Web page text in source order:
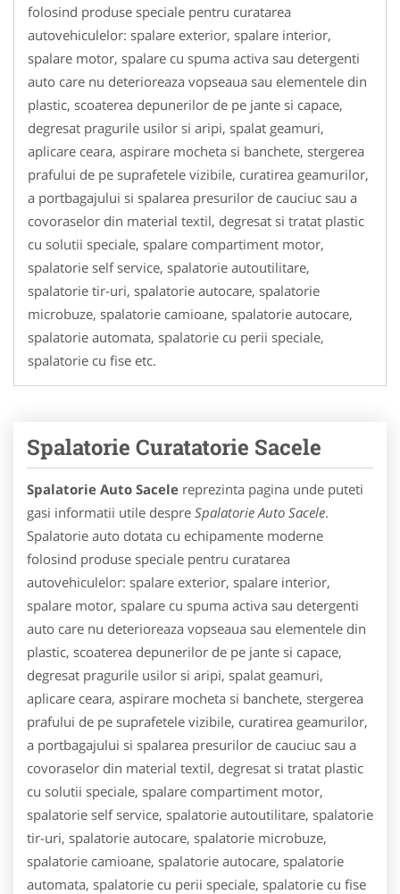
folosind produse speciale pentru curatarea
autovehiculelor: spalare exterior, spalare interior,
spalare motor, spalare cu spuma activa sau detergenti
auto care nu deterioreaza vopseaua sau elementele din
plastic, scoaterea depunerilor de pe jante si capace,
degresat pragurile usilor si aripi, spalat geamuri,
aplicare ceara, aspirare mocheta si banchete, stergerea
prafului de pe suprafetele vizibile, curatirea geamurilor,
a portbagajului si spalarea presurilor de cauciuc sau a
covoraselor din material textil, degresat si tratat plastic
cu solutii speciale, spalare compartiment motor,
spalatorie self service, spalatorie autoutilitare,
spalatorie tir-uri, spalatorie autocare, spalatorie
microbuze, spalatorie camioane, spalatorie autocare,
spalatorie automata, spalatorie cu perii speciale,
spalatorie cu fise etc.
Spalatorie Curatatorie Sacele
Spalatorie Auto Sacele reprezinta pagina unde puteti
gasi informatii utile despre Spalatorie Auto Sacele.
Spalatorie auto dotata cu echipamente moderne
folosind produse speciale pentru curatarea
autovehiculelor: spalare exterior, spalare interior,
spalare motor, spalare cu spuma activa sau detergenti
auto care nu deterioreaza vopseaua sau elementele din
plastic, scoaterea depunerilor de pe jante si capace,
degresat pragurile usilor si aripi, spalat geamuri,
aplicare ceara, aspirare mocheta si banchete, stergerea
prafului de pe suprafetele vizibile, curatirea geamurilor,
a portbagajului si spalarea presurilor de cauciuc sau a
covoraselor din material textil, degresat si tratat plastic
cu solutii speciale, spalare compartiment motor,
spalatorie self service, spalatorie autoutilitare, spalatorie
tir-uri, spalatorie autocare, spalatorie microbuze,
spalatorie camioane, spalatorie autocare, spalatorie
automata, spalatorie cu perii speciale, spalatorie cu fise